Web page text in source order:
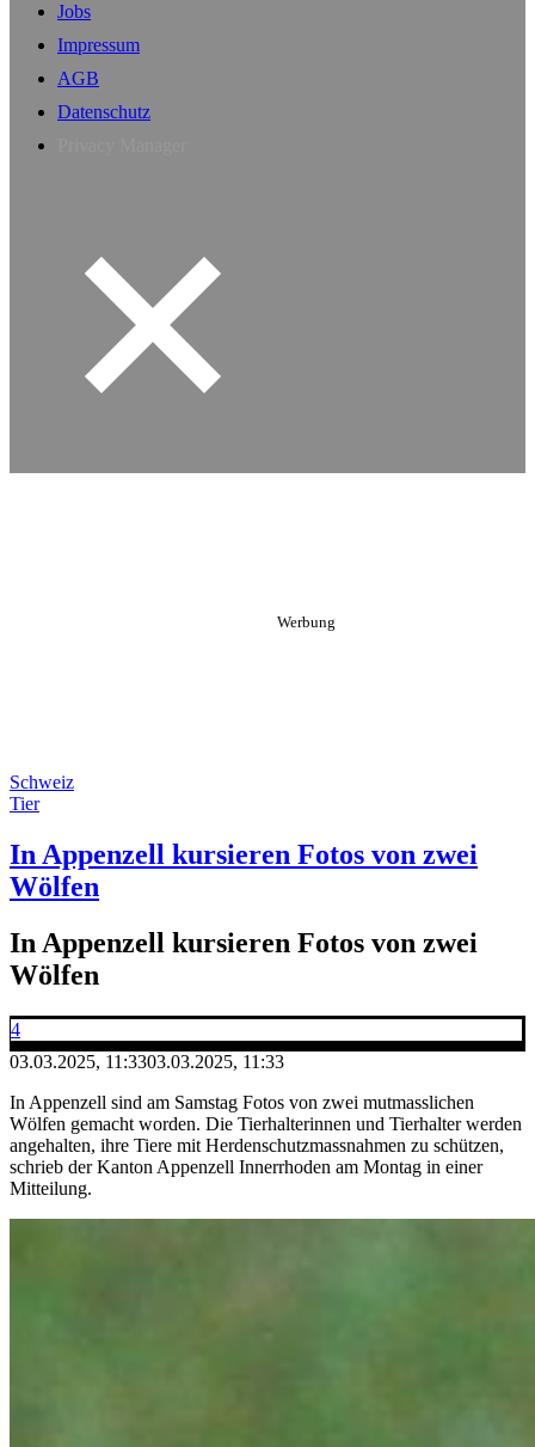
Jobs
Impressum
AGB
Datenschutz
Schweiz
Tier
In Appenzell kursieren Fotos von zwei
Wölfen
In Appenzell kursieren Fotos von zwei
Wölfen
4
03.03.2025, 11:3303.03.2025, 11:33
In Appenzell sind am Samstag Fotos von zwei mutmasslichen
Wölfen gemacht worden. Die Tierhalterinnen und Tierhalter werden
angehalten, ihre Tiere mit Herdenschutzmassnahmen zu schützen,
schrieb der Kanton Appenzell Innerrhoden am Montag in einer
Mitteilung.